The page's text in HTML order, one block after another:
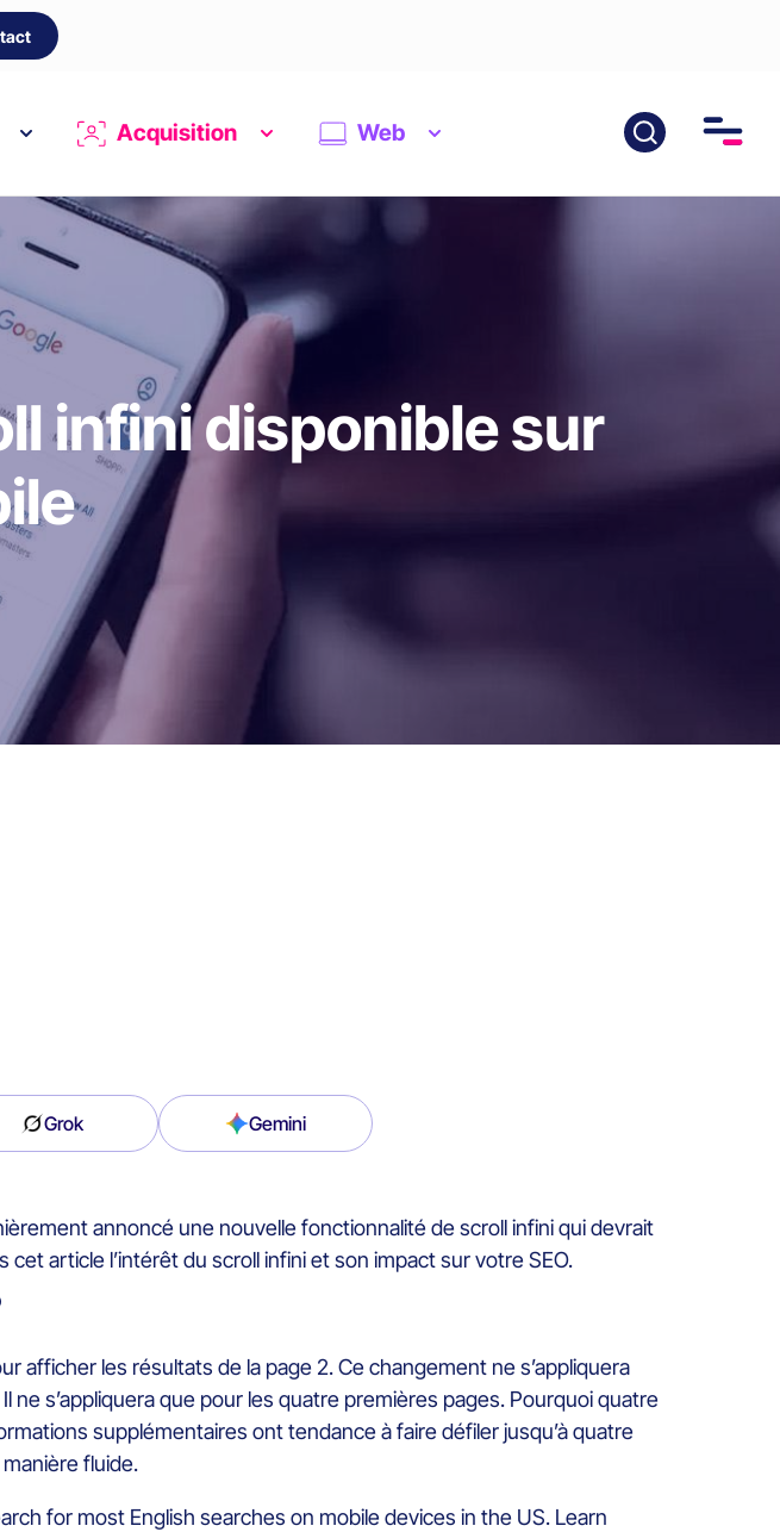
Acquisition Web
infini disponible sur
Grok Gemini
annoncé une nouvelle fonctionnalité de scroll infini qui devrait
article l’intérêt du scroll infini et son impact sur votre SEO.
afficher les résultats de la page 2. Ce changement ne s’appliquera
ne s’appliquera que pour les quatre premières pages. Pourquoi quatre
supplémentaires ont tendance à faire défiler jusqu’à quatre
fluide.
for most English searches on mobile devices in the US. Learn